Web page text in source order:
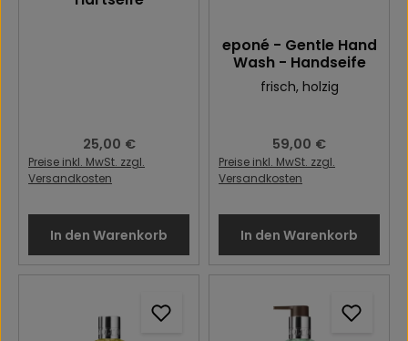
Regulärer Preis:
25,00 €
Preise inkl. MwSt. zzgl.
Versandkosten
In den Warenkorb
eponé - Gentle Hand
Wash - Handseife
frisch, holzig
Regulärer Preis:
59,00 €
Preise inkl. MwSt. zzgl.
Versandkosten
In den Warenkorb